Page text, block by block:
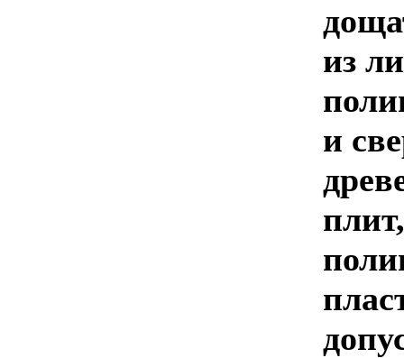
из
и
плит,